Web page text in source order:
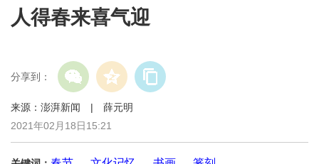
人得春来喜气迎
分享到：
来源：澎湃新闻 | 薛元明
2021年02月18日15:21